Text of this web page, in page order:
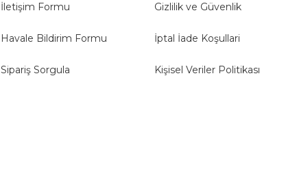
İletişim Formu
Havale Bildirim Formu
Sipariş Sorgula
Gizlilik ve Güvenlik
İptal İade Koşullari
Kişisel Veriler Politikası